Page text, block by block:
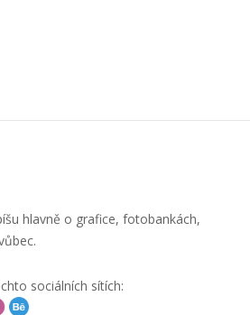
hlavně o grafice, fotobankách,
sociálních sítích: